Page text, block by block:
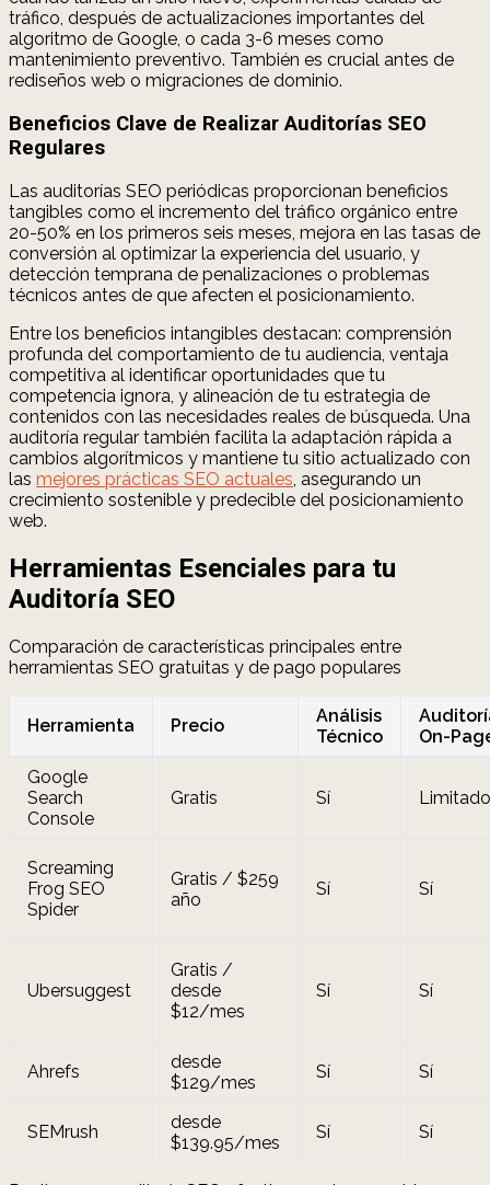
tráfico, después de actualizaciones importantes del
algoritmo de Google, o cada 3-6 meses como
mantenimiento preventivo. También es crucial antes de
rediseños web o migraciones de dominio.
Beneficios Clave de Realizar Auditorías SEO
Regulares
Las auditorías SEO periódicas proporcionan beneficios
tangibles como el incremento del tráfico orgánico entre
20-50% en los primeros seis meses, mejora en las tasas de
conversión al optimizar la experiencia del usuario, y
detección temprana de penalizaciones o problemas
técnicos antes de que afecten el posicionamiento.
Entre los beneficios intangibles destacan: comprensión
profunda del comportamiento de tu audiencia, ventaja
competitiva al identificar oportunidades que tu
competencia ignora, y alineación de tu estrategia de
contenidos con las necesidades reales de búsqueda. Una
auditoría regular también facilita la adaptación rápida a
cambios algorítmicos y mantiene tu sitio actualizado con
las mejores prácticas SEO actuales, asegurando un
crecimiento sostenible y predecible del posicionamiento
web.
Herramientas Esenciales para tu
Auditoría SEO
Comparación de características principales entre
herramientas SEO gratuitas y de pago populares
Herramienta Precio
Análisis
Técnico
On-
Google
Search
Console
Gratis Sí Limitado
Screaming
Frog SEO
Spider
Gratis / $259
año
Sí Sí
Ubersuggest
Gratis /
desde
$12/mes
Sí Sí
Ahrefs
desde
$129/mes
Sí Sí
SEMrush
desde
$139.95/mes
Sí Sí